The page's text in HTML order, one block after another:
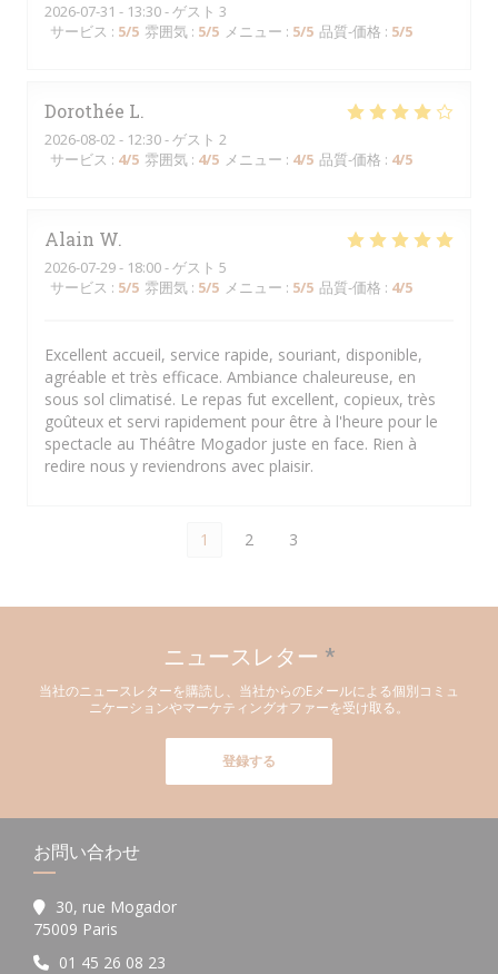
2026-07-31 - 13:30 - ゲスト 3
サービス : 5/5 雰囲気 : 5/5 メニュー : 5/5 品質-価格 : 5/5
Dorothée L
2026-08-02 - 12:30 - ゲスト 2
サービス : 4/5 雰囲気 : 4/5 メニュー : 4/5 品質-価格 : 4/5
Alain W
2026-07-29- 18:00 - ゲスト 5
サービス : 5/5 雰囲気 : 5/5 メニュー : 5/5 品質-価格 : 4/5
Excellent accueil, service rapide, souriant, disponible,
agréable et très efficace. Ambiance chaleureuse, en
sous sol climatisé. Le repas fut excellent, copieux, très
goûteux et servi rapidement pour être à l'heure pour le
spectacle au Théâtre Mogador juste en face. Rien à
redire nous y reviendrons avec plaisir.
1 2 3
ニュースレター *
当社のニュースレターを購読し、当社からのEメールによる個別コミュ
ニケーションやマーケティングオファーを受け取る。
登録する
お問い合わせ
30, rue Mogador
75009 Paris
01 45 26 08 23